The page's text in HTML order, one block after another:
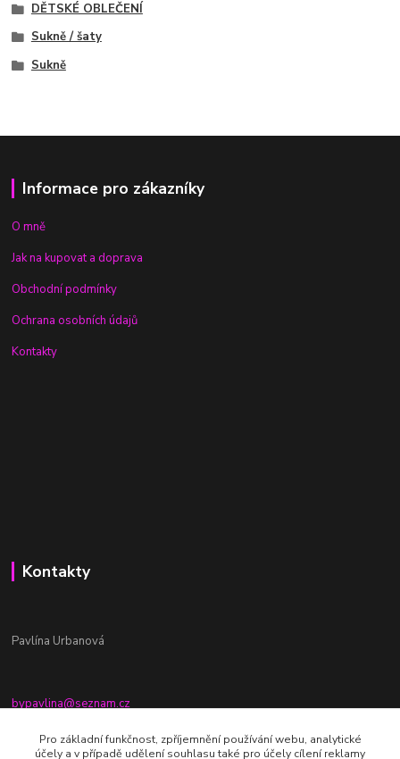
DĚTSKÉ OBLEČENÍ
Sukně / šaty
Sukně
Informace pro zákazníky
O mně
Jak na kupovat a doprava
Obchodní podmínky
Ochrana osobních údajů
Kontakty
Kontakty
Pavlína Urbanová
bypavlina@seznam.cz
+420774917196
Pro základní funkčnost, zpříjemnění používání webu, analytické
účely a v případě udělení souhlasu také pro účely cílení reklamy